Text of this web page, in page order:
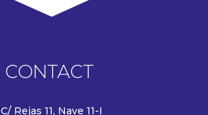
CONTACT
C/ Rejas 11, Nave 11-I